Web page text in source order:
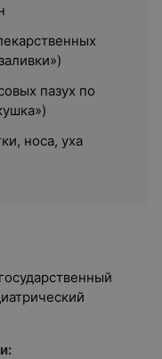
пазух по
носа, уха